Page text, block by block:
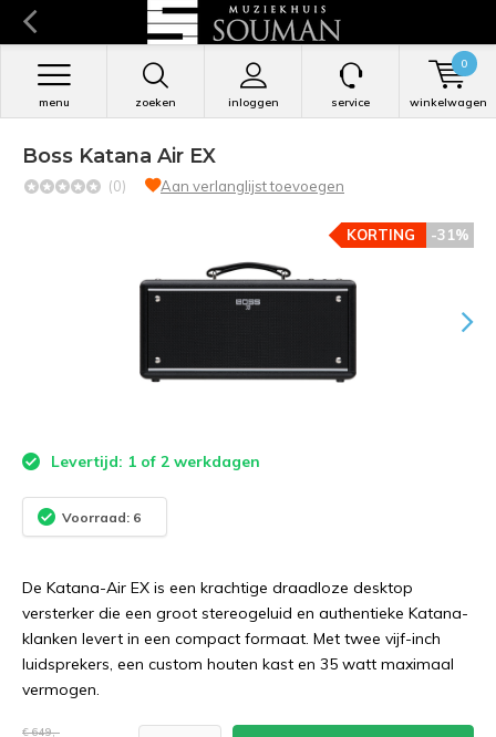
zoeken inloggen
menu service winkelwagen
0
Boss Katana Air EX
(0) Aan verlanglijst toevoegen
-31%
KORTING
Levertijd: 1 of 2 werkdagen
Voorraad: 6
De Katana-Air EX is een krachtige draadloze desktop
versterker die een groot stereogeluid en authentieke Katana-
klanken levert in een compact formaat. Met twee vijf-inch
luidsprekers, een custom houten kast en 35 watt maximaal
vermogen.
€ 649,-